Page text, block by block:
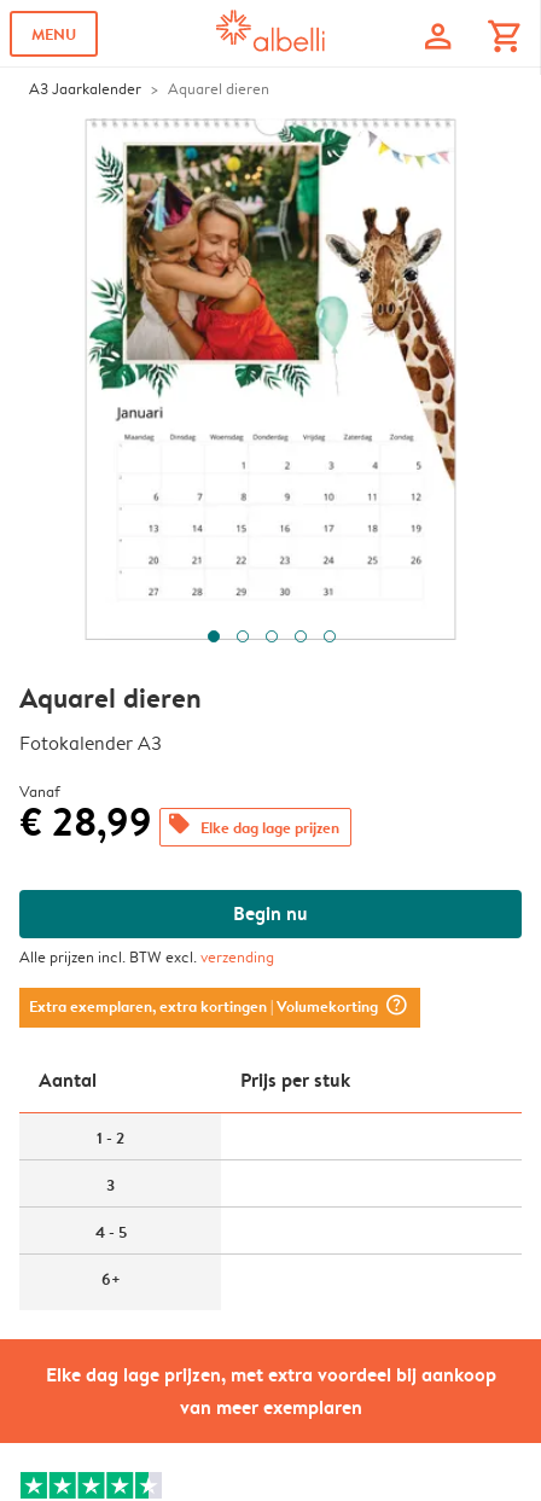
MENU profile shopping_cart
A3 Jaarkalender Aquarel dieren
Elke dag lage prijzen, met extra voordeel bij aankoop
van meer exemplaren
Aquarel dieren
Fotokalender A3
Vanaf
€ 28,99 offers Elke dag lage prijzen
Begin nu
Alle prijzen incl. BTW excl.verzending
Extra exemplaren, extra kortingen| Volumekorting question_mark_circle
Aantal Prijs per stuk
1 - 2
3
4 - 5
6+